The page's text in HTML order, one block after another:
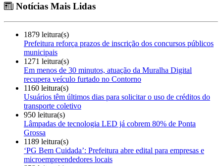
Notícias Mais Lidas
1879 leitura(s)
Prefeitura reforça prazos de inscrição dos concursos públicos
municipais
1271 leitura(s)
Em menos de 30 minutos, atuação da Muralha Digital
recupera veículo furtado no Contorno
1160 leitura(s)
Usuários têm últimos dias para solicitar o uso de créditos do
transporte coletivo
950 leitura(s)
Lâmpadas de tecnologia LED já cobrem 80% de Ponta
Grossa
1189 leitura(s)
‘PG Bem Cuidada’: Prefeitura abre edital para empresas e
microempreendedores locais